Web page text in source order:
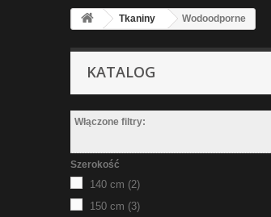
Tkaniny Wodoodporne
KATALOG
Włączone filtry:
Szerokość
140 cm (2)
150 cm (3)